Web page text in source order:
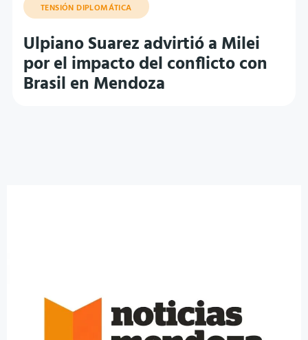
TENSIÓN DIPLOMÁTICA
Ulpiano Suarez advirtió a Milei
por el impacto del conflicto con
Brasil en Mendoza